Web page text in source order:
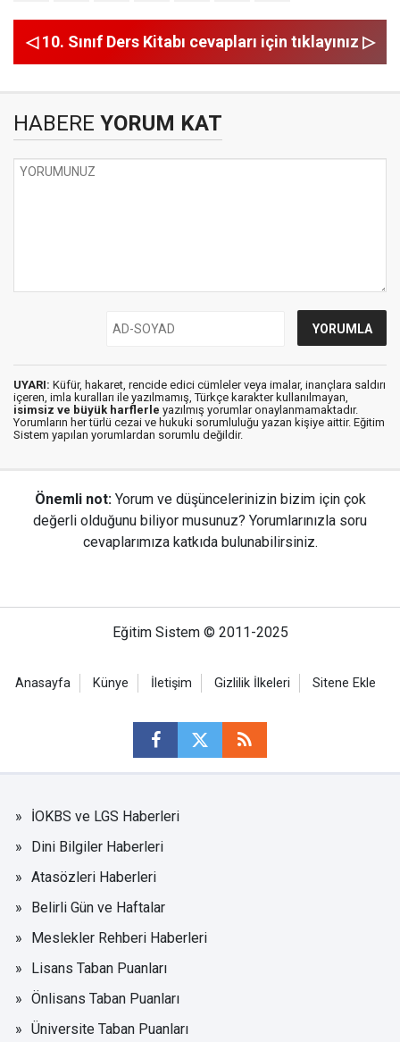
◁ 10. Sınıf Ders Kitabı cevapları için tıklayınız ▷
HABERE YORUM KAT
UYARI: Küfür, hakaret, rencide edici cümleler veya imalar, inançlara saldırı
içeren, imla kuralları ile yazılmamış, Türkçe karakter kullanılmayan,
isimsiz ve büyük harflerle yazılmış yorumlar onaylanmamaktadır.
Yorumların her türlü cezai ve hukuki sorumluluğu yazan kişiye aittir. Eğitim
Sistem yapılan yorumlardan sorumlu değildir.
Önemli not: Yorum ve düşüncelerinizin bizim için çok
değerli olduğunu biliyor musunuz? Yorumlarınızla soru
cevaplarımıza katkıda bulunabilirsiniz.
Eğitim Sistem © 2011-2025
Anasayfa Künye İletişim Gizlilik İlkeleri Sitene Ekle
İOKBS ve LGS Haberleri
Dini Bilgiler Haberleri
Atasözleri Haberleri
Belirli Gün ve Haftalar
Meslekler Rehberi Haberleri
Lisans Taban Puanları
Önlisans Taban Puanları
Üniversite Taban Puanları